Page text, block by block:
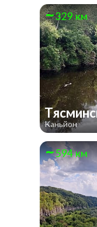
329 км
Каньйон
594 км